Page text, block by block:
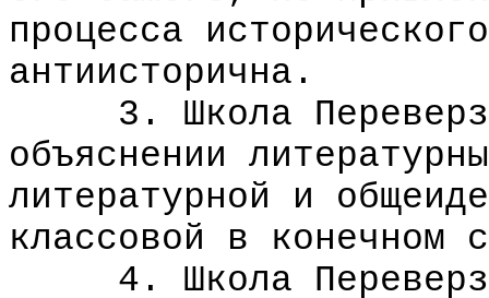
процесса
антиисторична.
3. Школа
объяснении
литературной и
классовой в конечном
4. Школа